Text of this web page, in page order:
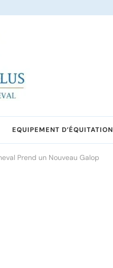
EQUIPEMENT D’ÉQUITATION
Prend un Nouveau Galop